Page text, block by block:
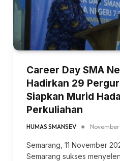
Career Day SMA
Hadirkan 29
Siapkan Murid
Perkuliahan
HUMAS SMANSEV
Semarang, 11 November
Semarang sukses